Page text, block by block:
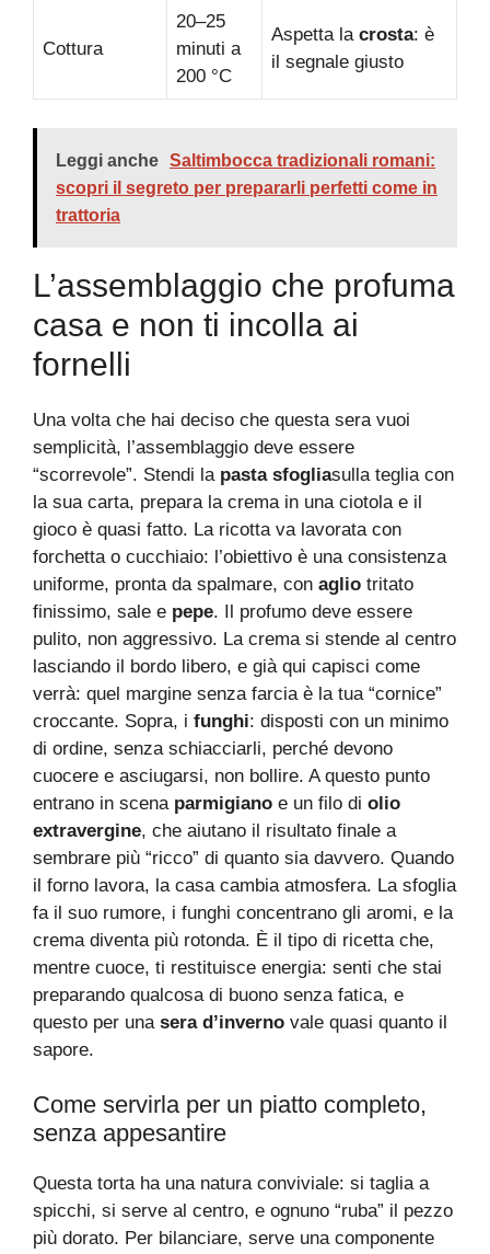
Cottura
20–25
minuti a
200 °C
Aspetta la crosta: è
il segnale giusto
Leggi anche Saltimbocca tradizionali romani:
scopri il segreto per prepararli perfetti come in
trattoria
L’assemblaggio che profuma
casa e non ti incolla ai
fornelli
Una volta che hai deciso che questa sera vuoi
semplicità, l’assemblaggio deve essere
“scorrevole”. Stendi la pasta sfogliasulla teglia con
la sua carta, prepara la crema in una ciotola e il
gioco è quasi fatto. La ricotta va lavorata con
forchetta o cucchiaio: l’obiettivo è una consistenza
uniforme, pronta da spalmare, con aglio tritato
finissimo, sale e pepe. Il profumo deve essere
pulito, non aggressivo. La crema si stende al centro
lasciando il bordo libero, e già qui capisci come
verrà: quel margine senza farcia è la tua “cornice”
croccante. Sopra, i funghi: disposti con un minimo
di ordine, senza schiacciarli, perché devono
cuocere e asciugarsi, non bollire. A questo punto
entrano in scena parmigiano e un filo di olio
extravergine, che aiutano il risultato finale a
sembrare più “ricco” di quanto sia davvero. Quando
il forno lavora, la casa cambia atmosfera. La sfoglia
fa il suo rumore, i funghi concentrano gli aromi, e la
crema diventa più rotonda. È il tipo di ricetta che,
mentre cuoce, ti restituisce energia: senti che stai
preparando qualcosa di buono senza fatica, e
questo per una sera d’inverno vale quasi quanto il
sapore.
Come servirla per un piatto completo,
senza appesantire
Questa torta ha una natura conviviale: si taglia a
spicchi, si serve al centro, e ognuno “ruba” il pezzo
più dorato. Per bilanciare, serve una componente